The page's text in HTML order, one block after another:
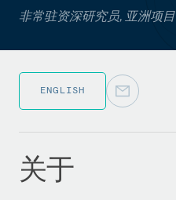
非常驻资深研究员, 亚洲项目
ENGLISH
关于